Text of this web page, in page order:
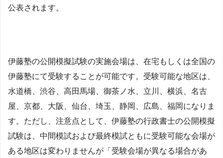
公表されます。
伊藤塾の公開模擬試験の実施会場は、在宅もしくは全国の
伊藤塾にて受験することが可能です。受験可能な地区は、
水道橋、渋谷、高田馬場、御茶ノ水、立川、横浜、名古
屋、京都、大阪、仙台、埼玉、静岡、広島、福岡になりま
す。ただし、注意点として、伊藤塾の行政書士の公開模擬
試験は、中間模試および最終模試ともに受験可能な会場が
ある地区は変わりませんが「受験会場が異なる場合があ